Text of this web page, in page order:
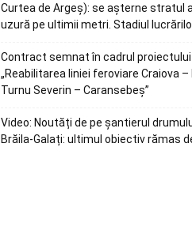
Curtea de Argeș): se așterne stratul
uzură pe ultimii metri. Stadiul
Contract semnat în cadrul proiectului
„Reabilitarea liniei feroviare Craiova
Turnu Severin – Caransebeș”
Video: Noutăți de pe șantierul
Brăila-Galați: ultimul obiectiv rămas